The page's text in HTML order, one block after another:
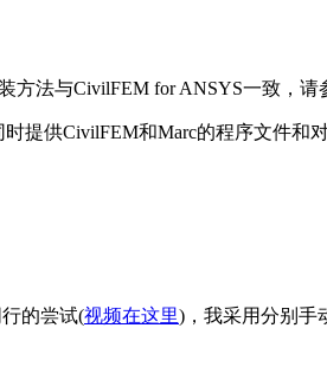
方法与CivilFEM for ANSYS一致，请
供CivilFEM和Marc的程序文件和
的尝试(视频在这里)，我采用分别手